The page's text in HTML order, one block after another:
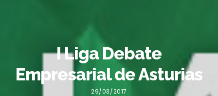
I Liga Debate
Empresarial de Asturias
29/03/2017